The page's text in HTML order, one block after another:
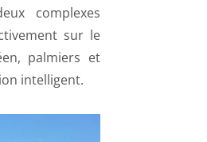
complexes
sur le
palmiers et
intelligent.